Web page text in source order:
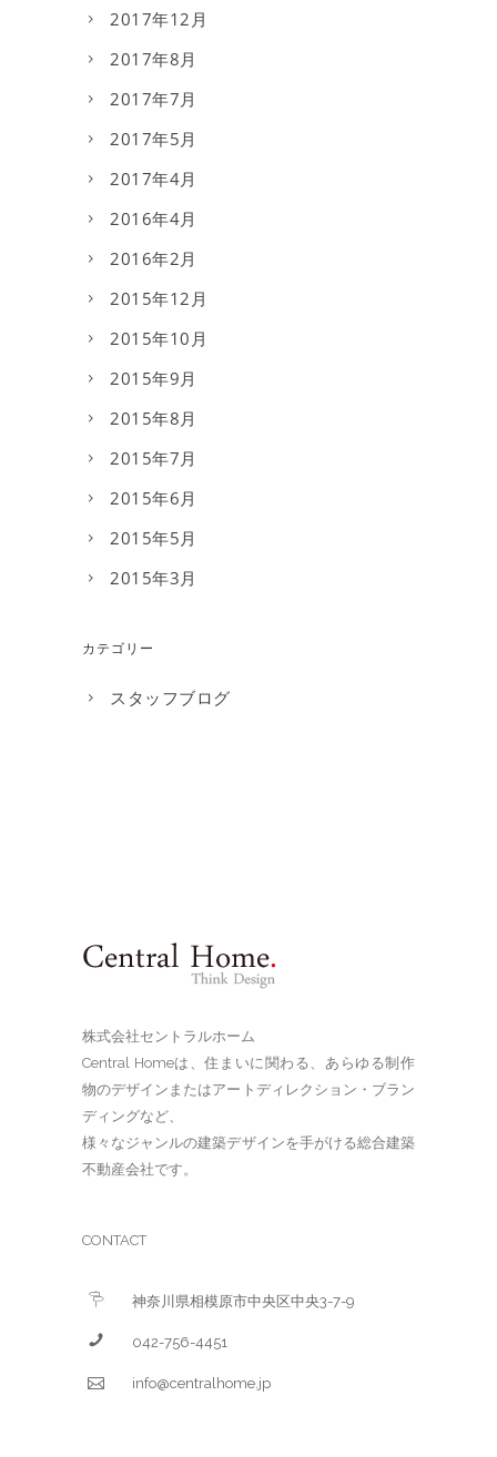
2017年12月
2017年8月
2017年7月
2017年5月
2017年4月
2016年4月
2016年2月
2015年12月
2015年10月
2015年9月
2015年8月
2015年7月
2015年6月
2015年5月
2015年3月
カテゴリー
スタッフブログ
株式会社セントラルホーム
Central Homeは、住まいに関わる、あらゆる制作
物のデザインまたはアートディレクション・ブラン
ディングなど、
様々なジャンルの建築デザインを手がける総合建築
不動産会社です。
CONTACT
神奈川県相模原市中央区中央3-7-9
042-756-4451
info@centralhome.jp